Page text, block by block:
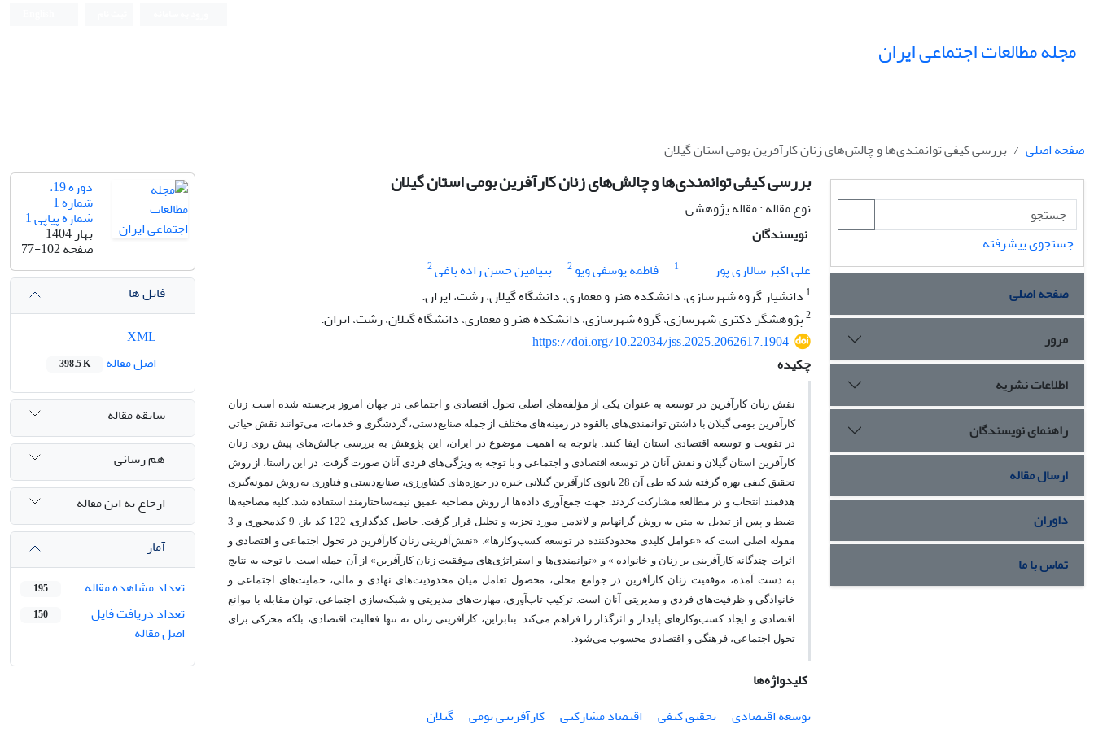
مجله مطالعات اجتماعی ایران
صفحه اصلی بررسی کیفی توانمندی‌ها و چالش‌های زنان کارآفرین بومی استان گیلان
بررسی کیفی توانمندی‌ها و چالش‌های زنان کارآفرین بومی استان گیلان
نوع مقاله : مقاله پژوهشی
نویسندگان
علی اکبر سالاری پور
1 فاطمه یوسفی ویو2 بنیامین حسن زاده باغی2
1 دانشیار گروه شهرسازی، دانشکده هنر و معماری، دانشگاه گیلان، رشت، ایران.
2پژوهشگر دکتری شهرسازی، گروه شهرسازی، دانشکده هنر و معماری، دانشگاه گیلان، رشت، ایران.
https://doi.org/10.22034/jss.2025.2062617.1904
چکیده
نقش زنان کارآفرین در توسعه به عنوان یکی از مؤلفه‌های اصلی تحول اقتصادی و اجتماعی در جهان امروز برجسته شده است. زنان
کارآفرین بومی گیلان با داشتن توانمندی‌های بالقوه در زمینه‌های مختلف از جمله صنایعدستی، گردشگری و خدمات، می‌توانند نقش حیاتی
در تقویت و توسعه اقتصادی استان ایفا کنندباتوجه به اهمیت موضوع در ایران، این پژوهش به بررسی چالش‌های پیش روی زنان
کارآفرین استان گیلان و نقش آنان در توسعه اقتصادی و اجتماعی و با توجه به ویژگی‌های فردی آنان صورت گرفت. در این راستا، از روش
تحقیق کیفی بهره گرفته شد که طی آن 28 بانوی کارآفرین گیلانی خبره در حوزه‌های کشاورزی، صنایع‌دستی و فناوری به روش نمونه‌گیری
هدفمند انتخاب و در مطالعه مشارکت کردند. جهت جمع‌آوری داده‌ها از روش مصاحبه عمیق نیمه‌ساختارمند استفاده شد. کلیه مصاحبه‌ها
ضبط و پس از تبدیل به متن به روش گرانهایم و لاندمن مورد تجزیه و تحلیل قرار گرفت. حاصل کدگذاری، 122 کد باز، 9 کدمحوری و 3
مقوله اصلی است که «عوامل کلیدی محدودکننده در توسعه کسب‌وکارها»، «نقش‌آفرینی زنان کارآفرین در تحول اجتماعی و اقتصادی و
اثرات چندگانه کارآفرینی بر زنان و خانواده » و «توانمندی‌ها و
استراتژی‌های موفقیت زنان کارآفرین» از آن جمله است. با توجه به نتایج
به دست آمده، موفقیت زنان کارآفرین در جوامع محلی، محصول تعامل میان محدودیت‌های نهادی و مالی، حمایت‌های اجتماعی و
خانوادگی و ظرفیت‌های فردی و مدیریتی آنان است. ترکیب تاب‌آوری، مهارت‌های مدیریتی و شبکه‌سازی اجتماعی، توان مقابله با موانع
اقتصادی و ایجاد کسب‌وکارهای پایدار و اثرگذار را فراهم می‌کند. بنابراین، کارآفرینی زنان نه تنها فعالیت اقتصادی، بلکه محرکی برای
تحول اجتماعی، فرهنگی و اقتصادی محسوب می‌شود
کلیدواژه‌ها
توسعه اقتصادی
تحقیق کیفی اقتصاد مشارکتی کارآفرینی بومی گیلان
دوره 19،
شماره 1 -
شماره پیاپی 1
بهار 1404
صفحه77-102
فایل ها
اصل مقاله
398.5 K
سابقه مقاله
هم رسانی
ارجاع به این مقاله
آمار
تعداد مشاهده مقاله
195
تعداد دریافت فایل
اصل مقاله
150
جستجوی پیشرفته
صفحه اصلی
مرور
اطلاعات نشریه
راهنمای نویسندگان
ارسال مقاله
داوران
تماس با ما